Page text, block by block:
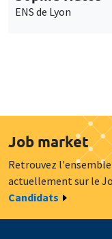
ENS de Lyon
Job market
Retrouvez
actuellement sur le
Candidats